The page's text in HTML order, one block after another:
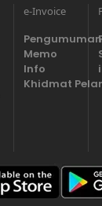
e-Invoice
Pengumuman
Memo
Info
Khidmat